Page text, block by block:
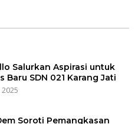
Salurkan Aspirasi untuk
Baru SDN 021 Karang Jati
Soroti Pemangkasan